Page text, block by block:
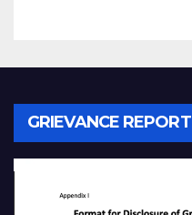
GRIEVANCE REPORT